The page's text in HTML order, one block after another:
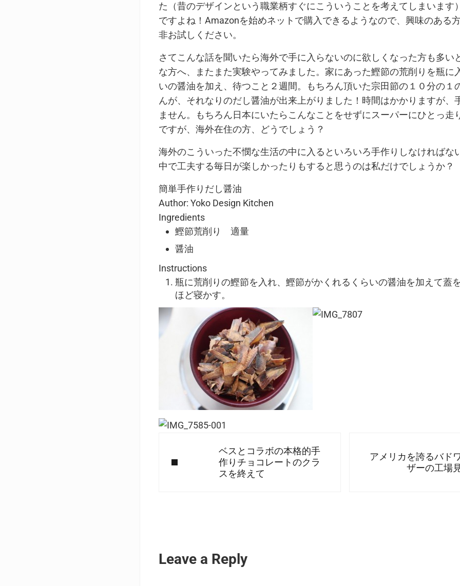
た（昔のデザインという職業柄すぐにこういうことを考えてしまいます
ですよね！Amazonを始めネットで購入できるようなので、興味のある
非お試しください。
さてこんな話を聞いたら海外で手に入らないのに欲しくなった方も多い
な方へ、またまた実験やってみました。家にあった鰹節の荒削りを瓶に
いの醤油を加え、待つこと２週間。もちろん頂いた宗田節の１０分の１
んが、それなりのだし醤油が出来上がりました！時間はかかりますが、
ません。もちろん日本にいたらこんなことをせずにスーパーにひとっ走
ですが、海外在住の方、どうでしょう？
海外のこういった不憫な生活の中に入るといろいろ手作りしなければな
中で工夫する毎日が楽しかったりもすると思うのは私だけでしょうか？
簡単手作りだし醤油
Author:Yoko Design Kitchen
Ingredients
鰹節荒削り 適量
醤油
Instructions
瓶に荒削りの鰹節を入れ、鰹節がかくれるくらいの醤油を加えて蓋
ほど寝かす。
ベスとコラボの本格的手
作りチョコレートのクラ
スを終えて
アメリカを誇るバド
ザーの工場
Leave a Reply